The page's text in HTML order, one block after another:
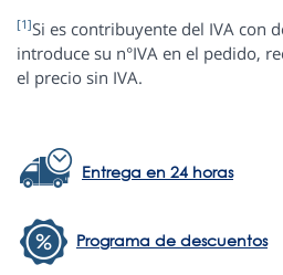
[1]Si es contribuyente del IVA con
introduce su n°IVA en el pedido,
el precio sin IVA.
Entrega en 24 horas
Programa de descuentos